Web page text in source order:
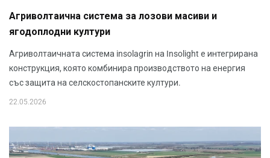
Агриволтаична система за лозови масиви и
ягодоплодни култури
Агриволтаичната система insolagrin на Insolight е интегрирана
конструкция, която комбинира производството на енергия
със защита на селскостопанските култури.
22.05.2026